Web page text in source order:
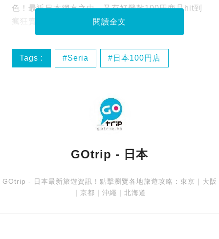
色！最近日本網友之中，又有好幾款100円商品hit到
瘋狂賣斷市，想買到嘅話，似乎要睇下緣分喇！
閱讀全文
Tags : Seria 日本100円店
GOtrip - 日本
GOtrip - 日本最新旅遊資訊！點擊瀏覽各地旅遊攻略： 東京
大阪
京都 沖繩 北海道